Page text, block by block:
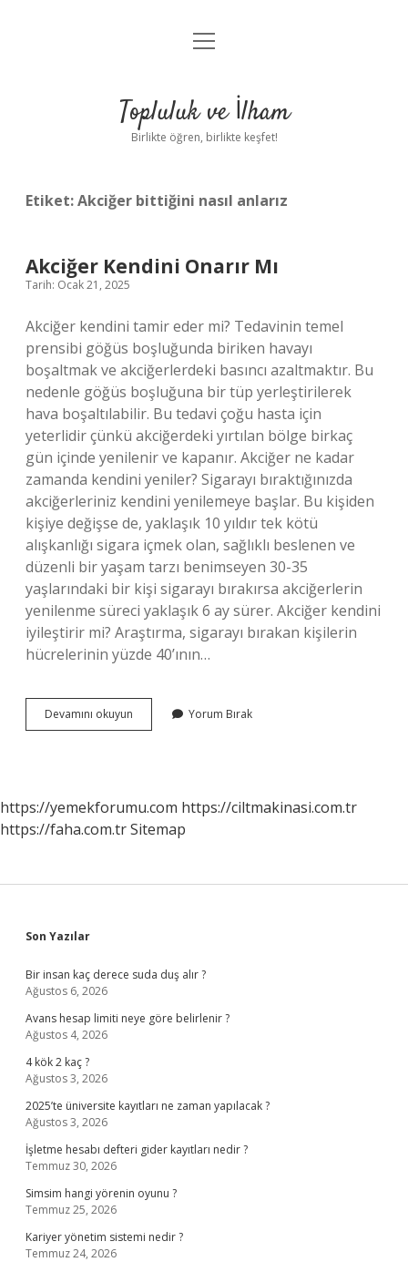
Anasayfa
Yasal Uyarı
menüyü
Topluluk ve İlham
Birlikte öğren, birlikte keşfet!
Etiket:Akciğer bittiğini nasıl anlarız
Akciğer Kendini Onarır Mı
Tarih: Ocak 21, 2025
Akciğer kendini tamir eder mi? Tedavinin temel
prensibi göğüs boşluğunda biriken havayı
boşaltmak ve akciğerlerdeki basıncı azaltmaktır. Bu
nedenle göğüs boşluğuna bir tüp yerleştirilerek
hava boşaltılabilir. Bu tedavi çoğu hasta için
yeterlidir çünkü akciğerdeki yırtılan bölge birkaç
gün içinde yenilenir ve kapanır. Akciğer ne kadar
zamanda kendini yeniler? Sigarayı bıraktığınızda
akciğerleriniz kendini yenilemeye başlar. Bu kişiden
kişiye değişse de, yaklaşık 10 yıldır tek kötü
alışkanlığı sigara içmek olan, sağlıklı beslenen ve
düzenli bir yaşam tarzı benimseyen 30-35
yaşlarındaki bir kişi sigarayı bırakırsa akciğerlerin
yenilenme süreci yaklaşık 6 ay sürer. Akciğer kendini
iyileştirir mi? Araştırma, sigarayı bırakan kişilerin
hücrelerinin yüzde 40’ının…
Devamını okuyun
Kendini
Yorum Bırak
https://yemekforumu.com https://ciltmakinasi.com.tr
https://faha.com.trSitemap
Sidebar
Son Yazılar
Bir insan kaç derece suda duş alır ?
Ağustos 6, 2026
Avans hesap limiti neye göre belirlenir ?
Ağustos 4, 2026
4 kök 2 kaç ?
Ağustos 3, 2026
2025’te üniversite kayıtları ne zaman yapılacak ?
Ağustos 3, 2026
İşletme hesabı defteri gider kayıtları nedir ?
Temmuz 30, 2026
Simsim hangi yörenin oyunu ?
Temmuz 25, 2026
Kariyer yönetim sistemi nedir ?
Temmuz 24, 2026